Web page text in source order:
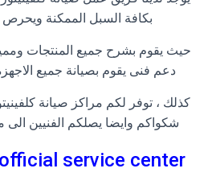
بكافة السبل الممكنة ويحرص
حيث يقوم بشرح جميع المنتجات
دعم فنى يقوم بصيانة جميع
شكواكم وايضا يصلكم الفنيين الى
official service center